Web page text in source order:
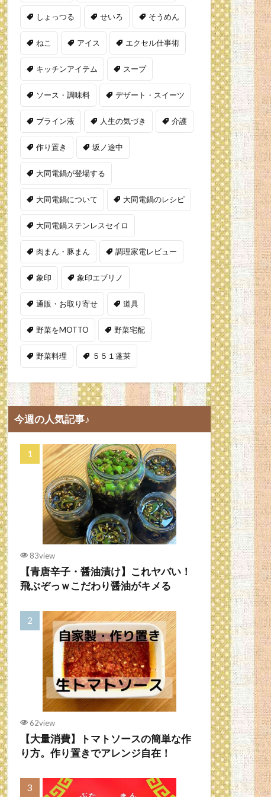
しょっつる せいろ そうめん
ねこ アイス エクセル仕事術
キッチンアイテム スープ
ソース・調味料 デザート・スイーツ
ブライン液 人生の気づき 介護
作り置き 坂ノ途中
大同電鍋が登場する
大同電鍋について 大同電鍋のレシピ
大同電鍋ステンレスセイロ
肉まん・豚まん 調理家電レビュー
象印 象印エブリノ
通販・お取り寄せ 道具
野菜をMOTTO 野菜宅配
野菜料理 ５５１蓬莱
今週の人気記事♪
83view
【青唐辛子・醤油漬け】これヤバい！
飛ぶぞっｗこだわり醤油がキメる
62view
【大量消費】トマトソースの簡単な作
り方。作り置きでアレンジ自在！